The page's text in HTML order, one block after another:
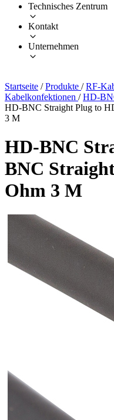
Technisches Zentrum
Kontakt
Unternehmen
Startseite / Produkte / RF-
Kabelkonfektionen / HD-
HD-BNC Straight Plug to
3 M
HD-BNC
BNC
Ohm 3 M